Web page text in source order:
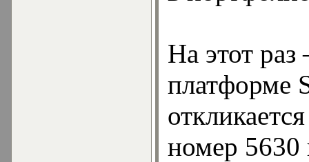
На этот
платформе
номер 5630